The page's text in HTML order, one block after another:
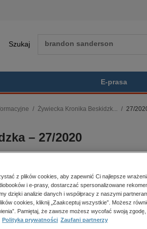
Szukaj
E-prasa
psychologiczne
inne
historia
zdrowie
religie
Żywiecka Kronika Beskidzk... 27/
– 27/2020
27/2020
dostępności: 09.07.2020
wydania:
09.07.2020
Kupując
PDF
z plików cookies, aby zapewnić Ci najlepsze
i e-prasy, dostarczać spersonalizowane
dzięki analizie danych i współpracy z naszymi
cookies, kliknij „Zaakceptuj wszystkie”. Możesz
Pamiętaj, że zawsze możesz wycofać swoją
Polityka prywatności Zaufani partnerzy